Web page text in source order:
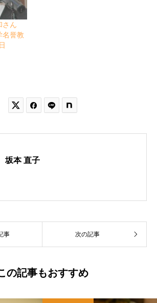
さん
名誉教
 
坂本 直子
事 次の記事
の記事もおすすめ